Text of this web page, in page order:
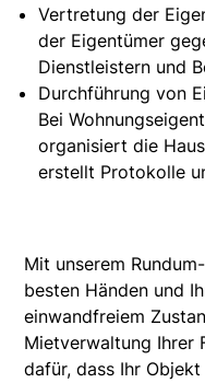
Vertretung der
der Eigentümer
Dienstleistern und
Durchführung von
Bei
organisiert die
erstellt Protokolle
Mit unserem
besten Händen und
einwandfreiem
Mietverwaltung Ihrer
dafür, dass Ihr